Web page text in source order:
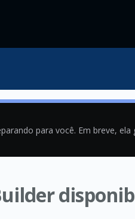
para você. Em breve,